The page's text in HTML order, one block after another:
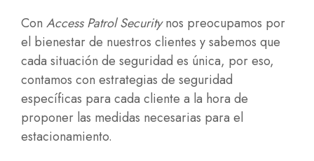
Con Access Patrol Securitynos preocupamos por
el bienestar de nuestros clientes y sabemos que
cada situación de seguridad es única, por eso,
contamos con estrategias de seguridad
específicas para cada cliente a la hora de
proponer las medidas necesarias para el
estacionamiento.